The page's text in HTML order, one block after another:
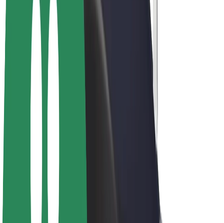
Bolt for Business
Ηλεκτρικά ποδήλατα
Bolt Plus
Κερδίστε με Bolt
Οδηγοί
Απολαβές οδηγών
Εταιρεία